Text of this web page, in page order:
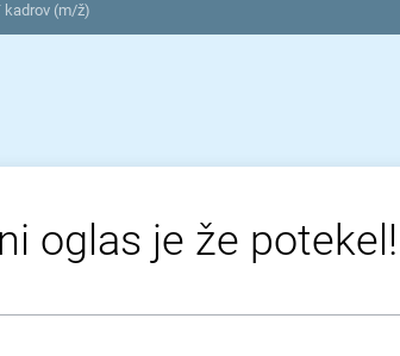
kadrov (m/ž)
oglas je že potekel!